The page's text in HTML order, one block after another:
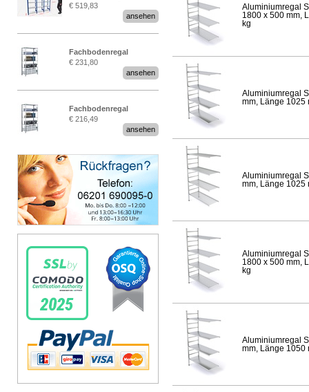
Stecksystem MultiPlus
2,25 Meter breit
€ 519,83
ansehen
Fachbodenregal
Stecksystem MultiPlus
€ 231,80
ansehen
Fachbodenregal
Stecksystem MultiPlus
€ 216,49
ansehen
Aluminiumregal
1800 x 500 mm,
kg
Aluminiumregal
mm, Länge 1025
Aluminiumregal
mm, Länge 1025
Aluminiumregal
1800 x 500 mm,
kg
Aluminiumregal
mm, Länge 1050